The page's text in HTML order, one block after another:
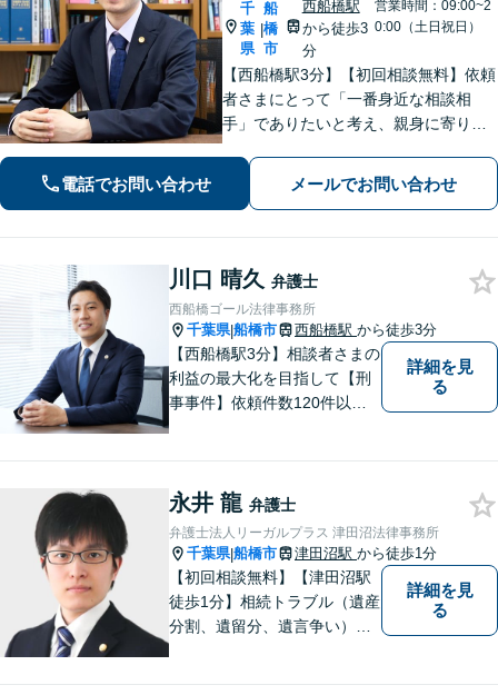
千
葉
県
|
船
橋
市
西船橋駅
から徒歩3
分
営業時間：09:00~2
0:00（土日祝日）
【西船橋駅3分】【初回相談無料】依頼
者さまにとって「一番身近な相談相
手」でありたいと考え、親身に寄り添
す。おひとりで悩まず、弁護士にご相
談ください。前向きな一歩を踏み出せ
電話でお問い合わせ メールでお問い合わせ
川口 晴久 弁護士
西船橋ゴール法律事務所
千葉県|船橋市 西船橋駅 から徒歩3分
【西船橋駅3分】相談者さまの
利益の最大化を目指して【刑
事事件】依頼件数120件以
豊富な対応実績。セカンドオ
ピニオンも可能です【初回相
談無料】【夜間／土日祝日対
応可】
詳細を見
る
永井 龍 弁護士
弁護士法人リーガルプラス 津田沼法律事務所
千葉県|船橋市 津田沼駅 から徒歩1分
【初回相談無料】【津田沼駅
徒歩1分】相続トラブル（遺産
分割、遺留分、遺言争い）、
詳細を見
る